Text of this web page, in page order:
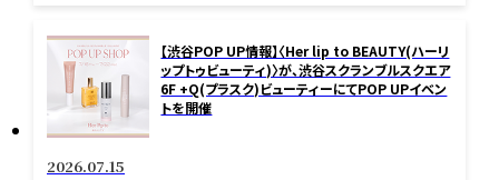
【渋谷POP UP情報】〈Her lip to BEAUTY(ハーリ
ップトゥビューティ)〉が、渋谷スクランブルスクエア
6F +Q(プラスク)ビューティーにてPOP UPイベン
トを開催
2026.07.15